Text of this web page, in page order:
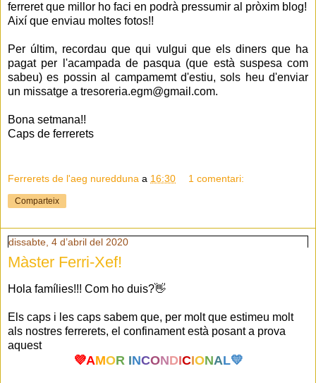
ferreret que millor ho faci en podrà pressumir al pròxim blog!
Així que enviau moltes fotos!!
Per últim, recordau que qui vulgui que els diners que ha
pagat per l'acampada de pasqua (que està suspesa com
sabeu) es possin al campamemt d'estiu, sols heu d'enviar
un missatge a tresoreria.egm@gmail.com.
Bona setmana!!
Caps de ferrerets
Ferrerets de l'aeg nuredduna a 16:30 1 comentari:
Comparteix
dissabte, 4 d’abril del 2020
Màster Ferri-Xef!
Hola famílies!!! Com ho duis?👋
Els caps i les caps sabem que, per molt que estimeu molt
als nostres ferrerets, el confinament està posant a prova
aquest
💜AMOR INCONDICIONAL💛